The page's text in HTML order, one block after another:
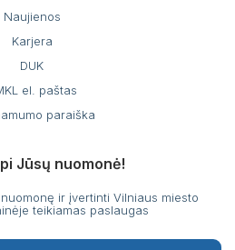
Naujienos
Karjera
DUK
el. paštas
paraiška
Jūsų nuomonė!
ir įvertinti Vilniaus miesto
teikiamas paslaugas